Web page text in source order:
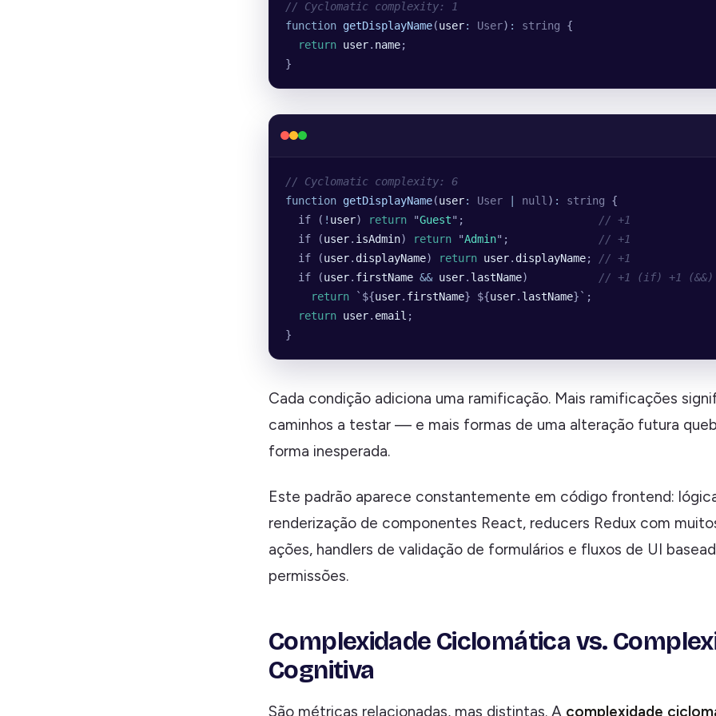
// Cyclomatic complexity: 1
function getDisplayName(user: User) : string {
  return
user. name;
}
// Cyclomatic complexity: 6
function getDisplayName(user: User | null ) : string {
  if (
! user) return "Guest" ;
// +1
  if (
user. isAdmin) return "Admin" ;
// +1
  if (
user. displayName) return user. displayName;
// +1
  if (
user. firstName && user. lastName)
// +1 (if) +1 (&&)
    return
`${user. firstName} ${user. lastName}` ;
  return
user. email ;
}
Cada condição adiciona uma ramificação. Mais ramificações
caminhos a testar — e mais formas de uma alteração futura
forma inesperada.
Este padrão aparece constantemente em código frontend:
renderização de componentes React, reducers Redux com
ações, handlers de validação de formulários e fluxos de UI
permissões.
Complexidade Ciclomática vs.
Cognitiva
São métricas relacionadas, mas distintas. A complexidade